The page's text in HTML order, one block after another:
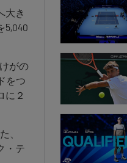
大き
5,040
がの
をつ
に２
、
・テ